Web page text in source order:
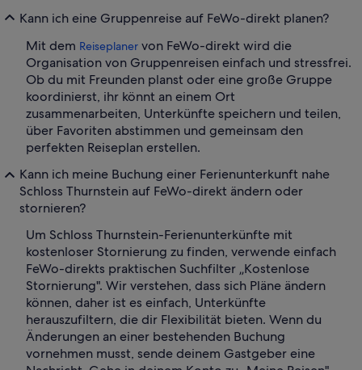
Kann ich eine Gruppenreise auf FeWo-direkt planen?
Mit dem Reiseplaner von FeWo-direkt wird die
Organisation von Gruppenreisen einfach und stressfrei.
Ob du mit Freunden planst oder eine große Gruppe
koordinierst, ihr könnt an einem Ort
zusammenarbeiten, Unterkünfte speichern und teilen,
über Favoriten abstimmen und gemeinsam den
perfekten Reiseplan erstellen.
Kann ich meine Buchung einer Ferienunterkunft nahe
Schloss Thurnstein auf FeWo-direkt ändern oder
stornieren?
Um Schloss Thurnstein-Ferienunterkünfte mit
kostenloser Stornierung zu finden, verwende einfach
FeWo-direkts praktischen Suchfilter „Kostenlose
Stornierung". Wir verstehen, dass sich Pläne ändern
können, daher ist es einfach, Unterkünfte
herauszufiltern, die dir Flexibilität bieten. Wenn du
Änderungen an einer bestehenden Buchung
vornehmen musst, sende deinem Gastgeber eine